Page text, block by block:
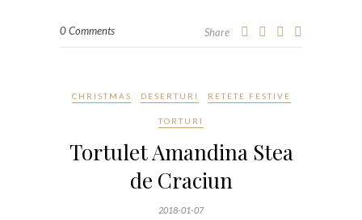
0 Comments Share
CHRISTMAS DESERTURI RETETE FESTIVE
TORTURI
Tortulet Amandina Stea
de Craciun
2018-01-07